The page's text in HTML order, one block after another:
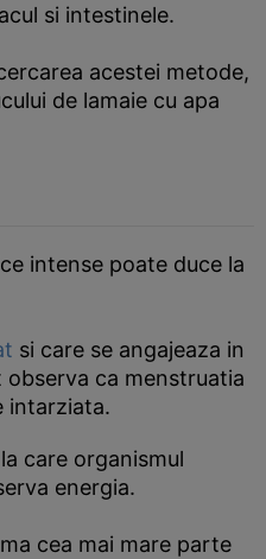
si intestinele.
acestei metode,
de lamaie cu apa
intense poate duce la
si care se angajeaza in
ca menstruatia
intarziata.
care organismul
energia.
cea mai mare parte